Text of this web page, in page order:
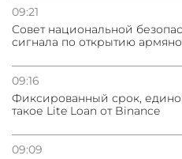
09:21
Совет национальной
сигнала по открытию
09:16
Фиксированный срок,
такое Lite Loan от Binance
09:09